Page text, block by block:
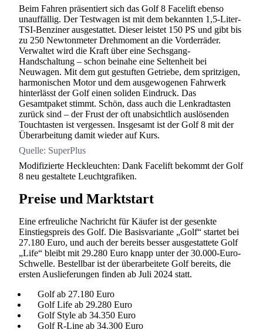
Beim Fahren präsentiert sich das Golf 8 Facelift ebenso
unauffällig. Der Testwagen ist mit dem bekannten 1,5-Liter-
TSI-Benziner ausgestattet. Dieser leistet 150 PS und gibt bis
zu 250 Newtonmeter Drehmoment an die Vorderräder.
Verwaltet wird die Kraft über eine Sechsgang-
Handschaltung – schon beinahe eine Seltenheit bei
Neuwagen. Mit dem gut gestuften Getriebe, dem spritzigen,
harmonischen Motor und dem ausgewogenen Fahrwerk
hinterlässt der Golf einen soliden Eindruck. Das
Gesamtpaket stimmt. Schön, dass auch die Lenkradtasten
zurück sind – der Frust der oft unabsichtlich auslösenden
Touchtasten ist vergessen. Insgesamt ist der Golf 8 mit der
Überarbeitung damit wieder auf Kurs.
Quelle: SuperPlus
Modifizierte Heckleuchten: Dank Facelift bekommt der Golf
8 neu gestaltete Leuchtgrafiken.
Preise und Marktstart
Eine erfreuliche Nachricht für Käufer ist der gesenkte
Einstiegspreis des Golf. Die Basisvariante „Golf“ startet bei
27.180 Euro, und auch der bereits besser ausgestattete Golf
„Life“ bleibt mit 29.280 Euro knapp unter der 30.000-Euro-
Schwelle. Bestellbar ist der überarbeitete Golf bereits, die
ersten Auslieferungen finden ab Juli 2024 statt.
Golf ab 27.180 Euro
Golf Life ab 29.280 Euro
Golf Style ab 34.350 Euro
Golf R-Line ab 34.300 Euro